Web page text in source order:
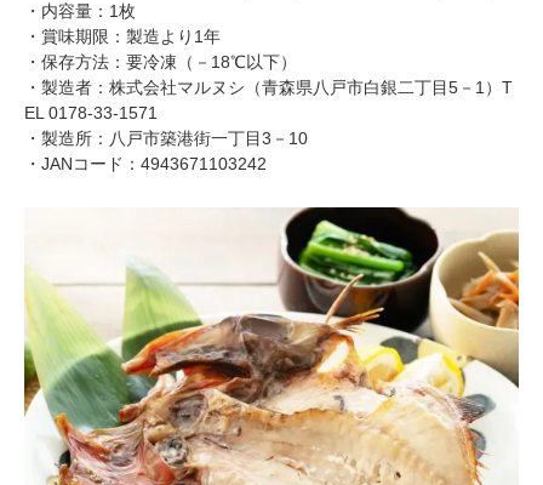
・内容量：1枚
・賞味期限：製造より1年
・保存方法：要冷凍（－18℃以下）
・製造者：株式会社マルヌシ（青森県八戸市白銀二丁目5－1）T
EL 0178-33-1571
・製造所：八戸市築港街一丁目3－10
・JANコード：4943671103242